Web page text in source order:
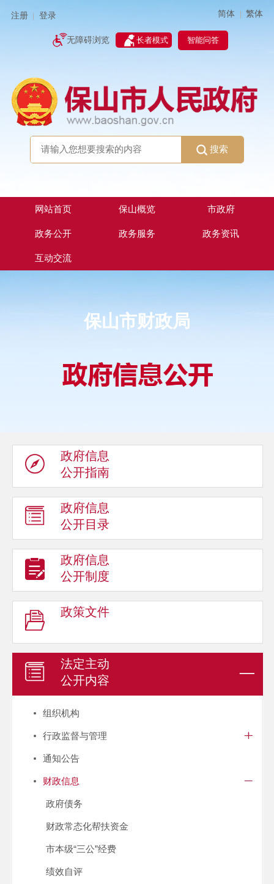
注册 登录 简体 | 繁体
无障碍浏览 长者模式 智能问答
搜索
网站首页 保山概览 市政府
政务公开 政务服务 政务资讯
互动交流
保山市财政局
政府信息
公开指南
政府信息
公开目录
政府信息
公开制度
政策文件
法定主动
公开内容
组织机构
行政监督与管理
通知公告
财政信息
政府债务
财政常态化帮扶资金
市本级“三公”经费
绩效自评